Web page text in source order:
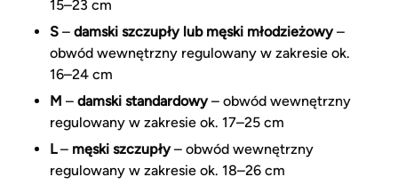
15–23 cm
S – damski szczupły lub męski młodzieżowy–
obwód wewnętrzny regulowany w zakresie ok.
16–24 cm
M – damski standardowy– obwód wewnętrzny
regulowany w zakresie ok. 17–25 cm
L– męski szczupły– obwód wewnętrzny
regulowany w zakresie ok. 18–26 cm